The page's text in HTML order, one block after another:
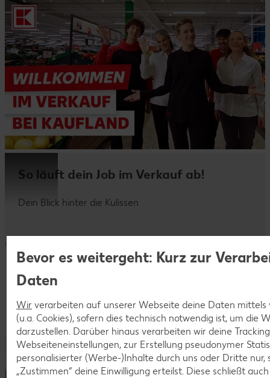
So läuft dein Job im Verkauf ab!
Dein Blick hinter die Kulissen
Bevor es weitergeht: Kurz zur
Daten
Wir verarbeiten auf unserer Webseite deine Daten mittels
(u.a. Cookies), sofern dies technisch notwendig ist, um die
darzustellen. Darüber hinaus verarbeiten wir deine
Webseiteneinstellungen, zur Erstellung pseudonymer
personalisierter (Werbe-)Inhalte durch uns oder Dritte nur,
„Zustimmen“ deine Einwilligung erteilst. Diese schließt